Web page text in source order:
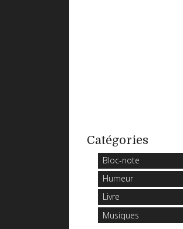
Catégories
Bloc-note
Humeur
Livre
Musiques